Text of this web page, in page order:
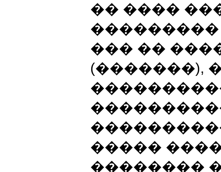
�� ����
��� ��
(�������),
�����
��������